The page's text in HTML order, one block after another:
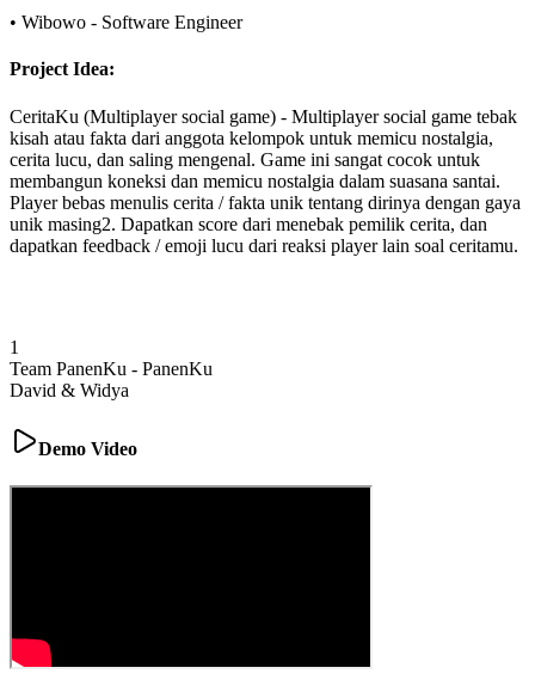
• Wibowo - Software Engineer
Project Idea:
CeritaKu (Multiplayer social game) - Multiplayer social game tebak
kisah atau fakta dari anggota kelompok untuk memicu nostalgia,
cerita lucu, dan saling mengenal. Game ini sangat cocok untuk
membangun koneksi dan memicu nostalgia dalam suasana santai.
Player bebas menulis cerita / fakta unik tentang dirinya dengan gaya
unik masing2. Dapatkan score dari menebak pemilik cerita, dan
dapatkan feedback / emoji lucu dari reaksi player lain soal ceritamu.
1
Team PanenKu - PanenKu
David & Widya
Demo Video